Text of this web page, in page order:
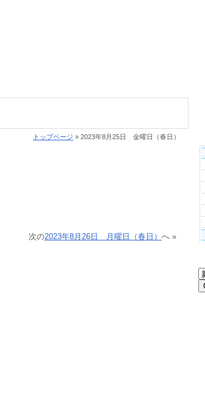
トップページ » 2023年8月25日 金曜日（春日）
次の2023年8月26日 月曜日（春日） へ »